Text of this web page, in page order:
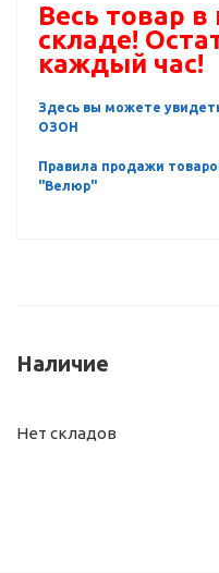
Весь товар в
складе!
каждый час!
Здесь вы можете
ОЗОН
Правила продажи
"Велюр"
Наличие
Нет складов